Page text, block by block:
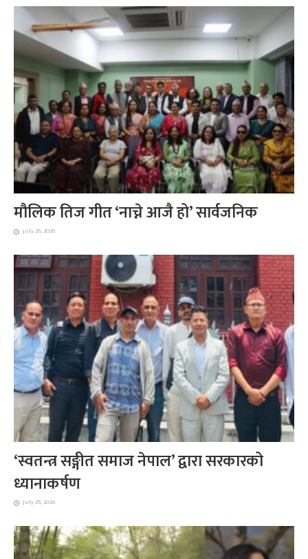
मौलिक तिज गीत ‘नाच्ने आजै हो’ सार्वजनिक
July 26, 2026
‘स्वतन्त्र सङ्गीत समाज नेपाल’ द्वारा सरकारको
ध्यानाकर्षण
July 25, 2026